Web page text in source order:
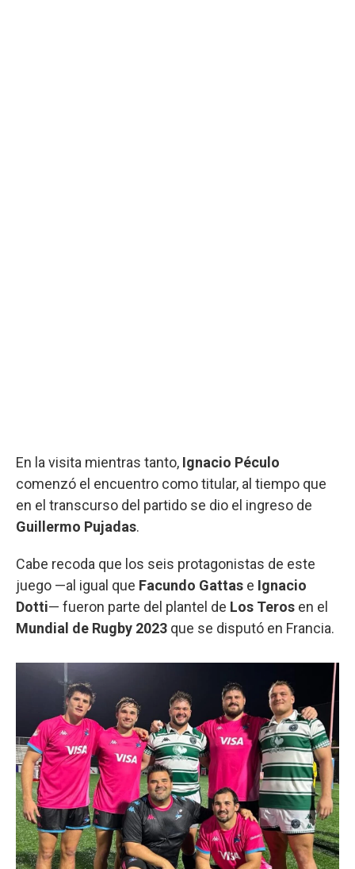
En la visita mientras tanto, Ignacio Péculo
comenzó el encuentro como titular, al tiempo que
en el transcurso del partido se dio el ingreso de
Guillermo Pujadas.
Cabe recoda que los seis protagonistas de este
juego —al igual que Facundo Gattas e Ignacio
Dotti— fueron parte del plantel de Los Teros en el
Mundial de Rugby 2023 que se disputó en Francia.